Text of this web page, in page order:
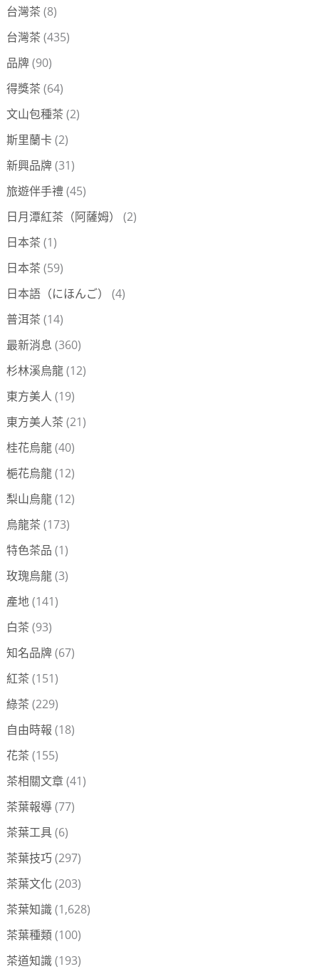
台灣茶 (8)
台灣茶 (435)
品牌(90)
得獎茶 (64)
文山包種茶 (2)
斯里蘭卡(2)
新興品牌(31)
旅遊伴手禮(45)
日月潭紅茶（阿薩姆）
(2)
日本茶 (1)
日本茶 (59)
日本語（にほんご）
(4)
普洱茶 (14)
最新消息 (360)
杉林溪烏龍(12)
東方美人 (19)
東方美人茶 (21)
桂花烏龍(40)
梔花烏龍(12)
梨山烏龍(12)
烏龍茶 (173)
特色茶品 (1)
玫瑰烏龍(3)
產地(141)
白茶 (93)
知名品牌(67)
紅茶 (151)
綠茶 (229)
自由時報 (18)
花茶 (155)
茶相關文章(41)
茶葉報導(77)
茶葉工具(6)
茶葉技巧(297)
茶葉文化 (203)
茶葉知識(1,628)
茶葉種類(100)
茶道知識(193)